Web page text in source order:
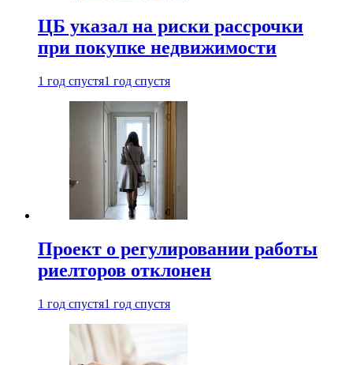
ЦБ указал на риски рассрочки
при покупке недвижимости
1 год спустя1 год спустя
Проект о регулировании работы
риелторов отклонен
1 год спустя1 год спустя